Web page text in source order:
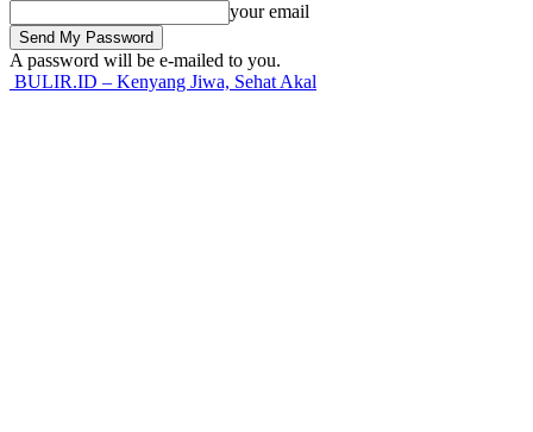
your email
A password will be e-mailed to you.
BULIR.ID – Kenyang Jiwa, Sehat Akal